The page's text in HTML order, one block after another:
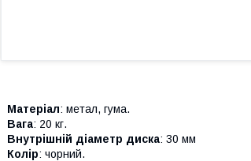
Матеріал: метал, гума.
Вага: 20 кг.
Внутрішній діаметр диска: 30 мм
Колір: чорний.